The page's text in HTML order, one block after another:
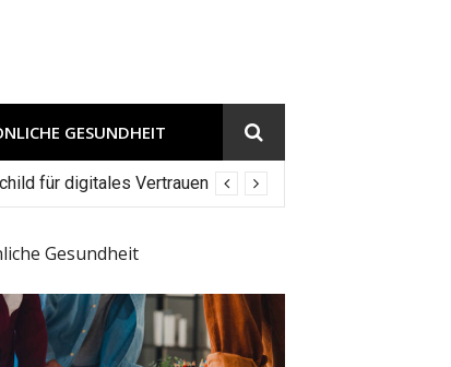
GESUNDHEIT
für digitales Vertrauen
Gesundheit